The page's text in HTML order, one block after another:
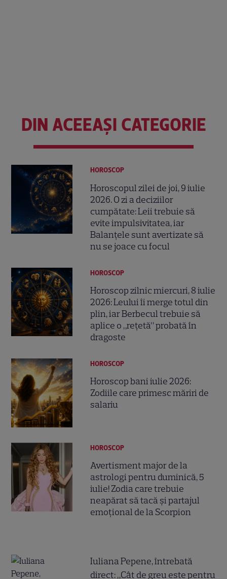
DIN ACEEAȘI CATEGORIE
HOROSCOP
Horoscopul zilei de joi, 9 iulie
2026. O zi a deciziilor
cumpătate: Leii trebuie să
evite impulsivitatea, iar
Balanțele sunt avertizate să
nu se joace cu focul
HOROSCOP
Horoscop zilnic miercuri, 8 iulie
2026: Leului îi merge totul din
plin, iar Berbecul trebuie să
aplice o „rețetă” probată în
dragoste
HOROSCOP
Horoscop bani iulie 2026:
Zodiile care primesc măriri de
salariu
HOROSCOP
Avertisment major de la
astrologi pentru duminică, 5
iulie! Zodia care trebuie
neapărat să tacă și partajul
emoțional de la Scorpion
Iuliana Pepene, întrebată
direct: „Cât de greu este pentru